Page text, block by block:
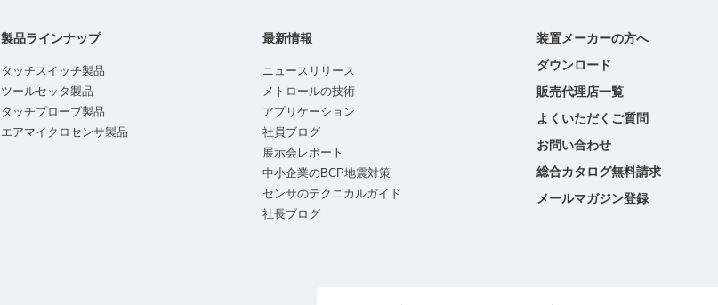
製品ラインナップ
タッチスイッチ製品
ツールセッタ製品
タッチプローブ製品
エアマイクロセンサ製品
最新情報
ニュースリリース
メトロールの技術
アプリケーション
社員ブログ
展示会レポート
中小企業のBCP地震対策
センサのテクニカルガイド
社長ブログ
装置メーカーの方へ
ダウンロード
販売代理店一覧
よくいただくご質問
お問い合わせ
総合カタログ無料請求
メールマガジン登録